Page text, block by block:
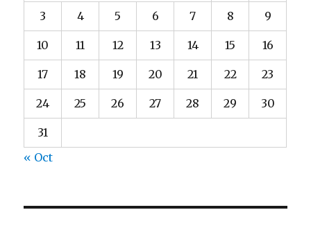
3 4 5 6 7 8 9
10 11 12 13 14 15 16
17 18 19 20 21 22 23
24 25 26 27 28 29 30
31
« Oct